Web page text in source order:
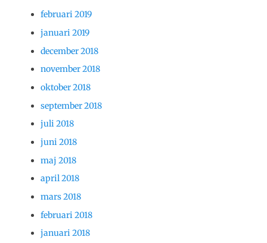
februari 2019
januari 2019
december 2018
november 2018
oktober 2018
september 2018
juli 2018
juni 2018
maj 2018
april 2018
mars 2018
februari 2018
januari 2018